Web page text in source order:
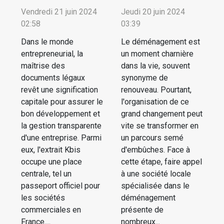
Vendredi 21 juin 2024
02:58
Dans le monde
entrepreneurial, la
maîtrise des
documents légaux
revêt une signification
capitale pour assurer le
bon développement et
la gestion transparente
d'une entreprise. Parmi
eux, l'extrait Kbis
occupe une place
centrale, tel un
passeport officiel pour
les sociétés
commerciales en
France....
Jeudi 20 juin 2024
03:39
Le déménagement est
un moment charnière
dans la vie, souvent
synonyme de
renouveau. Pourtant,
l'organisation de ce
grand changement peut
vite se transformer en
un parcours semé
d'embûches. Face à
cette étape, faire appel
à une société locale
spécialisée dans le
déménagement
présente de
nombreux...